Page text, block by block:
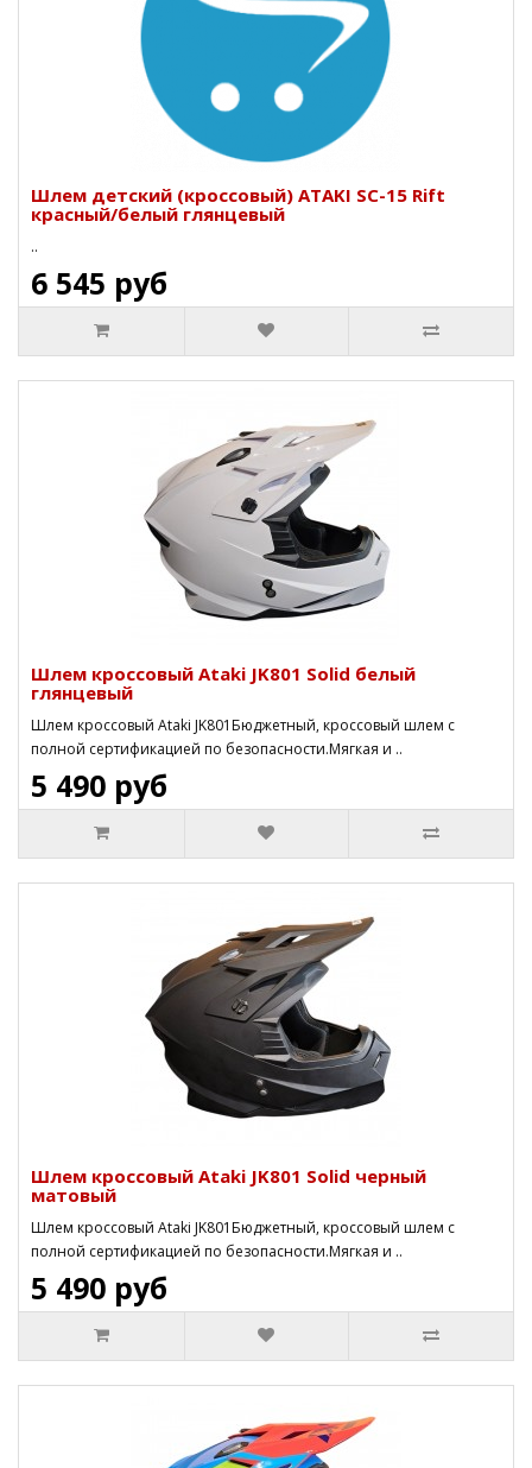
Шлем детский (кроссовый) ATAKI SC-15 Rift
красный/белый глянцевый
..
6 545 руб
Шлем кроссовый Ataki JK801 Solid белый
глянцевый
Шлем кроссовый Ataki JK801Бюджетный, кроссовый шлем с
полной сертификацией по безопасности.Мягкая и ..
5 490 руб
Шлем кроссовый Ataki JK801 Solid черный
матовый
Шлем кроссовый Ataki JK801Бюджетный, кроссовый шлем с
полной сертификацией по безопасности.Мягкая и ..
5 490 руб